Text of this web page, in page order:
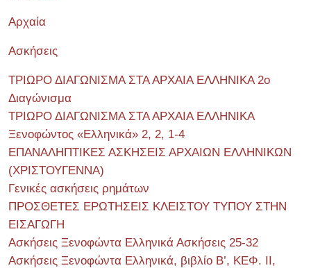
Αρχαία
Ασκήσεις
ΤΡΙΩΡΟ ΔΙΑΓΩΝΙΣΜΑ ΣΤΑ ΑΡΧΑΙΑ ΕΛΛΗΝΙΚΑ 2o
Διαγώνισμα
ΤΡΙΩΡΟ ΔΙΑΓΩΝΙΣΜΑ ΣΤΑ ΑΡΧΑΙΑ ΕΛΛΗΝΙΚΑ
Ξενοφώντος «Ελληνικά» 2, 2, 1-4
ΕΠΑΝΑΛΗΠΤΙΚΕΣ ΑΣΚΗΣΕΙΣ ΑΡΧΑΙΩΝ ΕΛΛΗΝΙΚΩΝ
(ΧΡΙΣΤΟΥΓΕΝΝΑ)
Γενικές ασκήσεις ρημάτων
ΠΡΟΣΘΕΤΕΣ ΕΡΩΤΗΣΕΙΣ ΚΛΕΙΣΤΟΥ ΤΥΠΟΥ ΣΤΗΝ
ΕΙΣΑΓΩΓΗ
Ασκήσεις Ξενοφώντα Ελληνικά Ασκήσεις 25-32
Ασκήσεις Ξενοφώντα Ελληνικά, βιβλίο Β’, ΚΕΦ. II,